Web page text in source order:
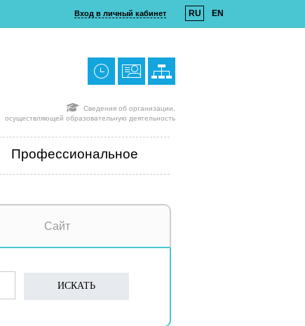
Вход в личный кабинет RU EN
Сведения об организации,
осуществляющей образовательную деятельность
Профессиональное
Сайт